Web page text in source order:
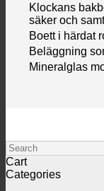
Klockans
säker och
Boett i härdat
Beläggning
Mineralglas
Search
Cart
Categories